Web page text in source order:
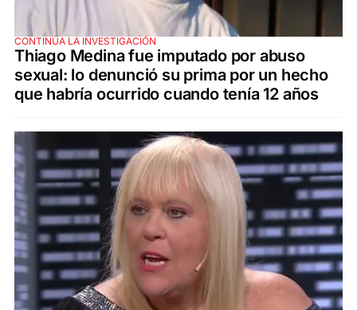
CONTINÚA LA INVESTIGACIÓN
Thiago Medina fue imputado por abuso
sexual: lo denunció su prima por un hecho
que habría ocurrido cuando tenía 12 años